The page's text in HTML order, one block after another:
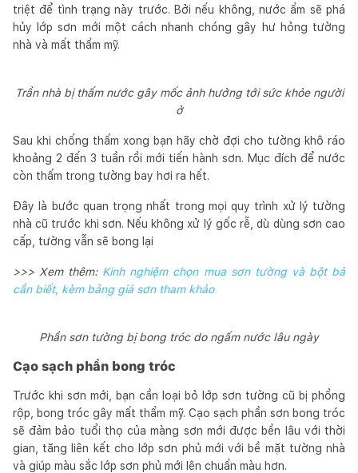
triệt để tình trạng này trước. Bởi nếu không, nước ẩm sẽ phá
hủy lớp sơn mới một cách nhanh chóng gây hư hỏng tường
nhà và mất thẩm mỹ.
Trần nhà bị thấm nước gây mốc ảnh hưởng tới sức khỏe người
ở
Sau khi chống thấm xong bạn hãy chờ đợi cho tường khô ráo
khoảng 2 đến 3 tuần rồi mới tiến hành sơn. Mục đích để nước
còn thấm trong tường bay hơi ra hết.
Đây là bước quan trọng nhất trong mọi quy trình xử lý tường
nhà cũ trước khi sơn. Nếu không xử lý gốc rễ, dù dùng sơn cao
cấp, tường vẫn sẽ bong lại
>>> Xem thêm: Kinh nghiệm chọn mua sơn tường và bột bả
cần biết, kèm bảng giá sơn tham khảo
Phần sơn tường bị bong tróc do ngấm nước lâu ngày
Cạo sạch phần bong tróc
Trước khi sơn mới, bạn cần loại bỏ lớp sơn tường cũ bị phồng
rộp, bong tróc gây mất thẩm mỹ. Cạo sạch phần sơn bong tróc
sẽ đảm bảo tuổi thọ của màng sơn mới được bền lâu với thời
gian, tăng liên kết cho lớp sơn phủ mới với bề mặt tường nhà
và giúp màu sắc lớp sơn phủ mới lên chuẩn màu hơn.